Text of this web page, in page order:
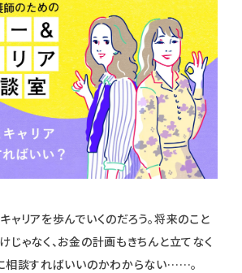
ャリアを歩んでいくのだろう。将来のこと
じゃなく、お金の計画もきちんと立てなく
相談すればいいのかわからない……。